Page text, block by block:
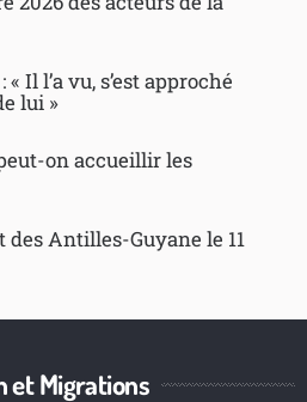
Il l’a vu, s’est approché
lui »
on accueillir les
Antilles-Guyane le 11
et Migrations